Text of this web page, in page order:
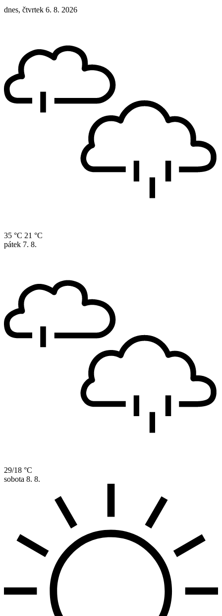
dnes, čtvrtek 6. 8. 2026
35 °C 21 °C
pátek 7. 8.
29/18 °C
sobota 8. 8.